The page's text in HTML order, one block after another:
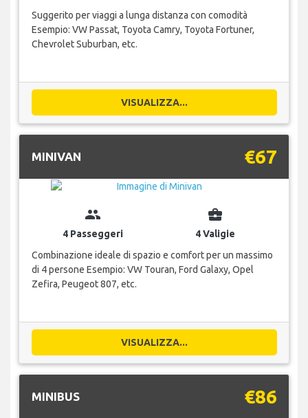
Suggerito per viaggi a lunga distanza con comodità
Esempio: VW Passat, Toyota Camry, Toyota Fortuner,
Chevrolet Suburban, etc.
VISUALIZZA...
MINIVAN €67
group
4 Passeggeri
business_center
4 Valigie
Combinazione ideale di spazio e comfort per un massimo
di 4 persone Esempio: VW Touran, Ford Galaxy, Opel
Zefira, Peugeot 807, etc.
VISUALIZZA...
MINIBUS €86